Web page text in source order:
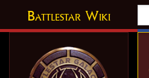
Battlestar Wiki